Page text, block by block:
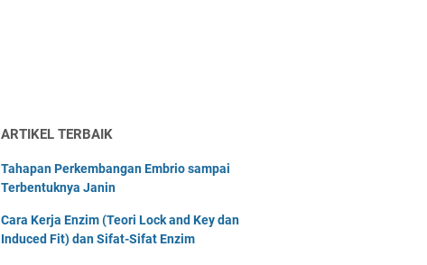
ARTIKEL TERBAIK
Tahapan Perkembangan Embrio sampai
Terbentuknya Janin
Cara Kerja Enzim (Teori Lock and Key dan
Induced Fit) dan Sifat-Sifat Enzim